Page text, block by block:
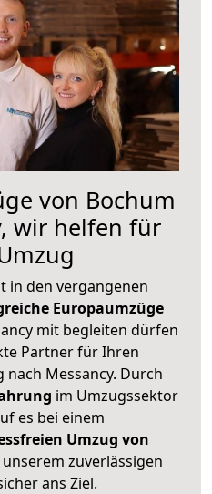
von Bochum
wir helfen für
in den vergangenen
Europaumzüge
mit begleiten dürfen
Partner für Ihren
Messancy. Durch
im Umzugssektor
es bei einem
Umzug von
zuverlässigen
ans Ziel.